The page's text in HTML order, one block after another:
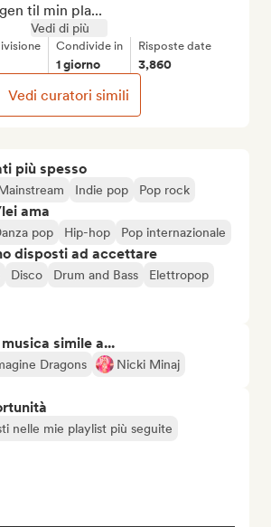
più spesso
Indie pop Pop rock
ama
pop Hip-hop Pop internazionale
disposti ad accettare
Disco Drum and Bass
Elettropop
simile a...
Dragons Nicki Minaj
nelle mie playlist più seguite
til min pla...
Vedi di più
Condivide in
1 giorno
Risposte date
3,860
Vedi curatori simili